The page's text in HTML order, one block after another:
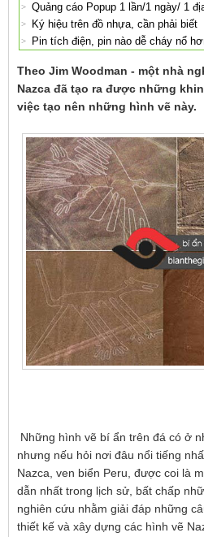
Quảng cáo Popup 1 lần/1 ngày/ 1
Ký hiệu trên đồ nhựa, cần phải biết
Pin tích điện, pin nào dễ cháy nổ
Theo Jim Woodman - một nhà
Nazca đã tạo ra được những
việc tạo nên những hình vẽ này.
Những hình vẽ bí ẩn trên đá có ở
nhưng nếu hỏi nơi đâu nổi tiếng
Nazca, ven biển Peru, được coi là
dẫn nhất trong lịch sử, bất chấp
nghiên cứu nhằm giải đáp những
thiết kế và xây dựng các hình vẽ